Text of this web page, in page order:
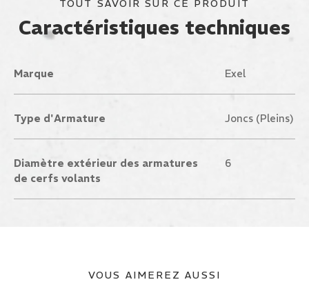
TOUT SAVOIR SUR CE PRODUIT
Caractéristiques techniques
Marque Exel
Type d'Armature Joncs (Pleins)
Diamètre extérieur des armatures
de cerfs volants
6
VOUS AIMEREZ AUSSI